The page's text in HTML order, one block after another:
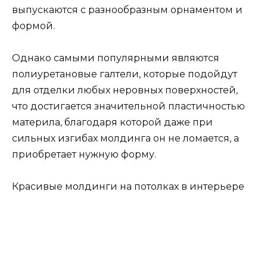
выпускаются с разнообразным орнаментом и
формой.
Однако самыми популярными являются
полиуретановые галтели, которые подойдут
для отделки любых неровных поверхностей,
что достигается значительной пластичностью
материла, благодаря которой даже при
сильных изгибах молдинга он не ломается, а
приобретает нужную форму.
Красивые молдинги на потолках в интерьере